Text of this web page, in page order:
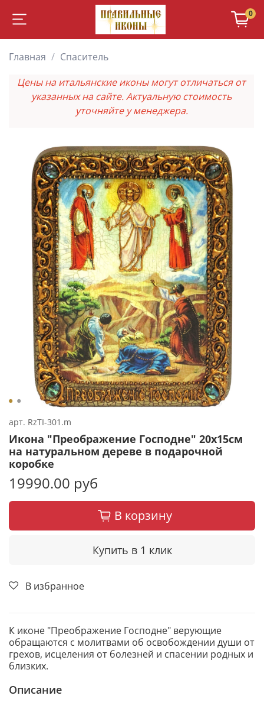
0
Главная
Спаситель
Цены на итальянские иконы могут отличаться от
указанных на сайте. Актуальную стоимость
уточняйте у менеджера.
арт. RzTI-301.m
Икона "Преображение Господне" 20х15см
на натуральном дереве в подарочной
коробке
19990.00 руб
В корзину
Купить в 1 клик
В избранное
К иконе "Преображение Господне" верующие
обращаются с молитвами об освобождении души от
грехов, исцеления от болезней и спасении родных и
близких.
Описание